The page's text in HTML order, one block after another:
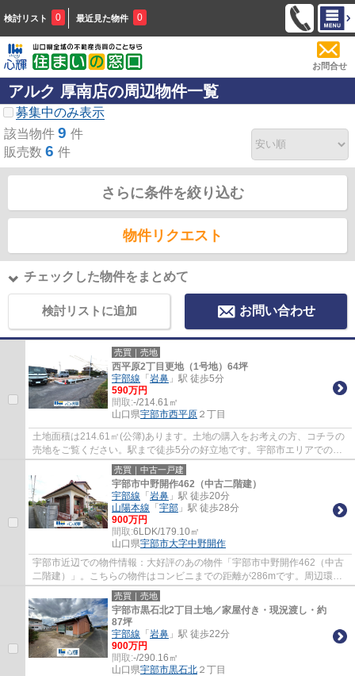
検討リスト 0 最近見た物件 0
お問合せ
アルク 厚南店の周辺物件一覧
募集中のみ表示
該当物件 9 件
販売数 6 件
さらに条件を絞り込む
物件リクエスト
チェックした物件をまとめて
検討リストに追加 お問い合わせ
売買｜売地
西平原2丁目更地（1号地）64坪
宇部線 「 岩鼻 」駅 徒歩5分
590万円
間取:-/214.61㎡
山口県宇部市西平原 ２丁目
土地面積は214.61㎡(公簿)あります。土地の購入をお考えの方、コチラの
売地をご覧ください。駅まで徒歩5分の好立地です。宇部市エリアでの不
動産探しは経験豊富な当社にお任せください...
売買｜中古一戸建
宇部市中野開作462（中古二階建）
宇部線 「 岩鼻 」駅 徒歩20分
山陽本線 「 宇部 」駅 徒歩28分
900万円
間取:6LDK/179.10㎡
山口県宇部市大字中野開作
宇部市近辺での物件情報：大好評のあの物件「宇部市中野開作462（中古
二階建）」。こちらの物件はコンビニまでの距離が286mです。周辺環境
も充実している中古の戸建て物件です。心輝ま...
売買｜売地
宇部市黒石北2丁目土地／家屋付き・現況渡し・約
87坪
宇部線 「 岩鼻 」駅 徒歩22分
900万円
間取:-/290.16㎡
山口県宇部市黒石北 ２丁目